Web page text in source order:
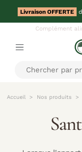
Livraison OFFERTE
Complément
Accueil Nos produits